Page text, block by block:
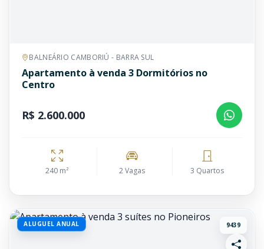
BALNEÁRIO CAMBORIÚ - BARRA SUL
Apartamento à venda 3 Dormitórios no
Centro
R$ 2.600.000
240 m² 2 Vagas 3 Quartos
ALUGUEL ANUAL 9439